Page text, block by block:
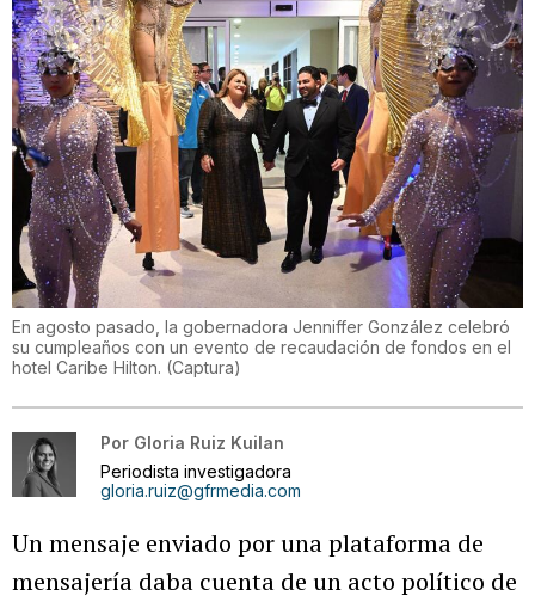
En agosto pasado, la gobernadora Jenniffer González celebró
su cumpleaños con un evento de recaudación de fondos en el
hotel Caribe Hilton. (Captura)
Por Gloria Ruiz Kuilan
Periodista investigadora
gloria.ruiz@gfrmedia.com
Un mensaje enviado por una plataforma de
mensajería daba cuenta de un acto político de